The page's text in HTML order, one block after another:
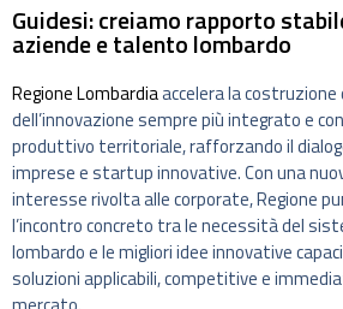
Guidesi: creiamo rapporto
aziende e talento lombardo
Regione Lombardiaaccelera la costruzione
dell’innovazione sempre più integrato e
produttivo territoriale, rafforzando il
imprese e startup innovative. Con una
interesse rivolta alle corporate, Regione
l’incontro concreto tra le necessità del
lombardo e le migliori idee innovative
soluzioni applicabili, competitive e